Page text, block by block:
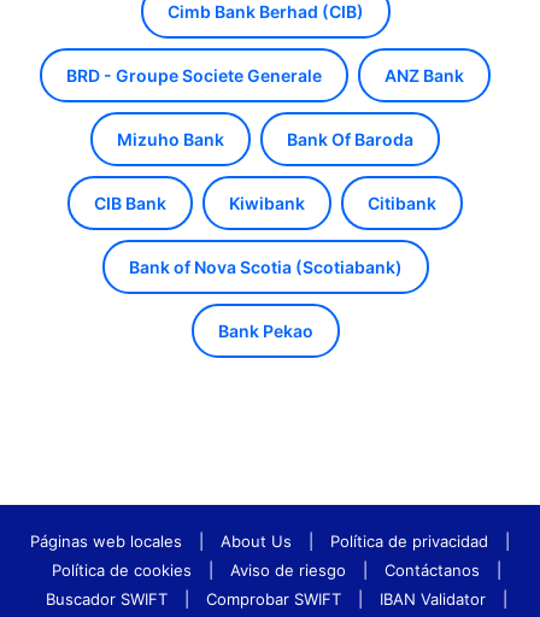
Cimb Bank Berhad (CIB)
BRD - Groupe Societe Generale ANZ Bank
Mizuho Bank Bank Of Baroda
CIB Bank Kiwibank Citibank
Bank of Nova Scotia (Scotiabank)
Bank Pekao
Páginas web locales About Us Política de privacidad
Política de cookies
Aviso de riesgo Contáctanos
Buscador SWIFT
Comprobar SWIFT IBAN Validator